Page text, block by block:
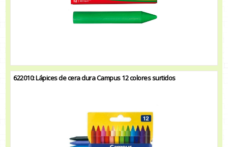
622010: Lápices de cera dura Campus 12 colores surtidos